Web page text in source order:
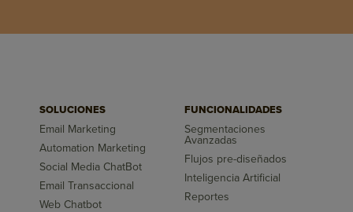
SOLUCIONES
Email Marketing
Automation Marketing
Social Media ChatBot
Email Transaccional
Web Chatbot
FUNCIONALIDADES
Segmentaciones
Avanzadas
Flujos pre-diseñados
Inteligencia Artificial
Reportes